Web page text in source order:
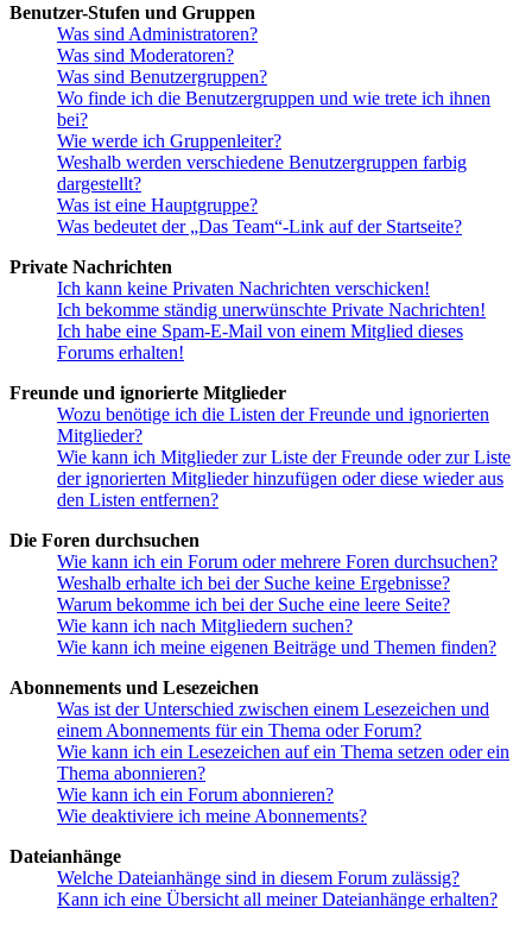
Benutzer-Stufen und Gruppen
Was sind Administratoren?
Was sind Moderatoren?
Was sind Benutzergruppen?
Wo finde ich die Benutzergruppen und wie trete ich ihnen
bei?
Wie werde ich Gruppenleiter?
Weshalb werden verschiedene Benutzergruppen farbig
dargestellt?
Was ist eine Hauptgruppe?
Was bedeutet der „Das Team“-Link auf der Startseite?
Private Nachrichten
Ich kann keine Privaten Nachrichten verschicken!
Ich bekomme ständig unerwünschte Private Nachrichten!
Ich habe eine Spam-E-Mail von einem Mitglied dieses
Forums erhalten!
Freunde und ignorierte Mitglieder
Wozu benötige ich die Listen der Freunde und ignorierten
Mitglieder?
Wie kann ich Mitglieder zur Liste der Freunde oder zur Liste
der ignorierten Mitglieder hinzufügen oder diese wieder aus
den Listen entfernen?
Die Foren durchsuchen
Wie kann ich ein Forum oder mehrere Foren durchsuchen?
Weshalb erhalte ich bei der Suche keine Ergebnisse?
Warum bekomme ich bei der Suche eine leere Seite?
Wie kann ich nach Mitgliedern suchen?
Wie kann ich meine eigenen Beiträge und Themen finden?
Abonnements und Lesezeichen
Was ist der Unterschied zwischen einem Lesezeichen und
einem Abonnements für ein Thema oder Forum?
Wie kann ich ein Lesezeichen auf ein Thema setzen oder ein
Thema abonnieren?
Wie kann ich ein Forum abonnieren?
Wie deaktiviere ich meine Abonnements?
Dateianhänge
Welche Dateianhänge sind in diesem Forum zulässig?
Kann ich eine Übersicht all meiner Dateianhänge erhalten?